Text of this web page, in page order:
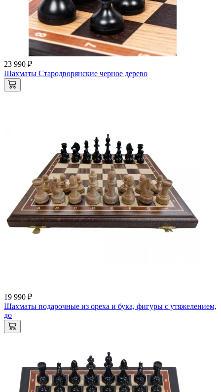
23 990 ₽
Шахматы Стародворянские черное дерево
19 990 ₽
Шахматы подарочные из ореха и бука, фигуры с утяжелением,
до